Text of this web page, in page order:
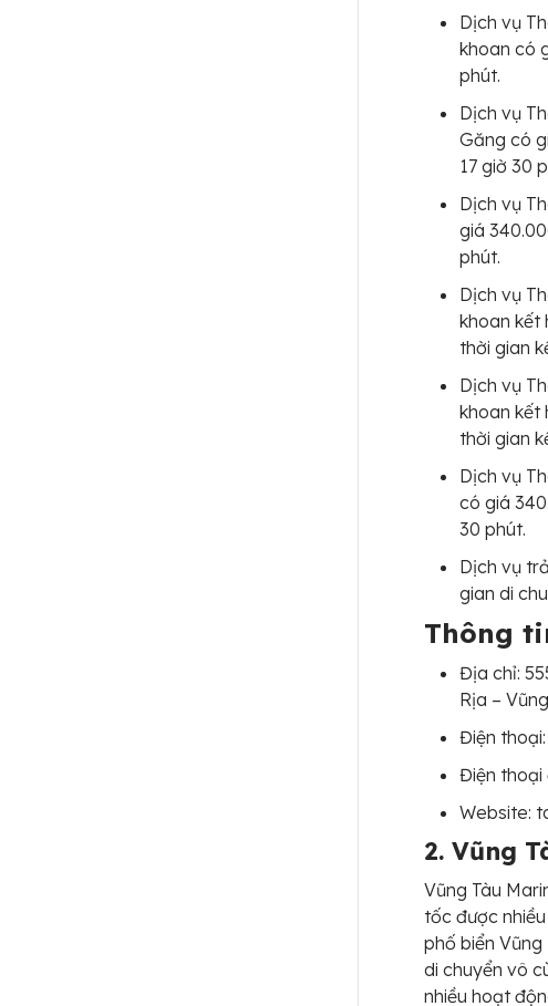
Dịch vụ
khoan có
phút.
Dịch vụ
Găng có
17 giờ 30
Dịch vụ
giá
phút.
Dịch vụ
khoan kết
thời gian
Dịch vụ
khoan kết
thời gian
Dịch vụ
có giá
30 phút.
Dịch vụ
gian di
Thông
Địa chỉ:
Rịa –
Điện
Điện thoại
Website:
2. Vũng
Vũng Tàu
tốc được
phố biển
di chuyển vô
nhiều hoạt